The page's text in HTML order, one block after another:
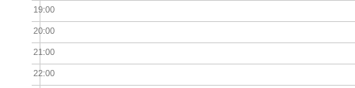
19:00
20:00
21:00
22:00